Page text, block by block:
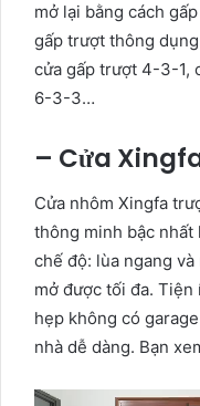
mở lại bằng cách
gấp trượt thông
cửa gấp trượt 4-3-1,
6-3-3…
– Cửa
Cửa nhôm Xingfa
thông minh bậc nhất
chế độ: lùa ngang
mở được tối đa.
hẹp không có
nhà dễ dàng. Bạn